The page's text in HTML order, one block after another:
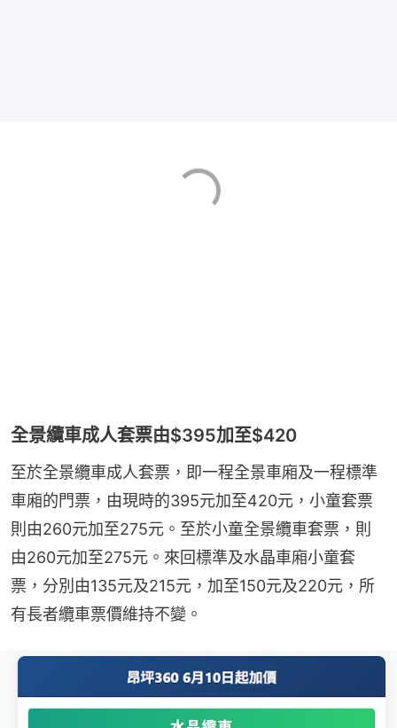
全景纜車成人套票由$395加至$420
至於全景纜車成人套票，即一程全景車廂及一程標準
車廂的門票，由現時的395元加至420元，小童套票
則由260元加至275元。至於小童全景纜車套票，則
由260元加至275元。來回標準及水晶車廂小童套
票，分別由135元及215元，加至150元及220元，所
有長者纜車票價維持不變。